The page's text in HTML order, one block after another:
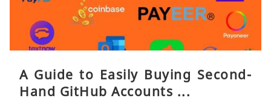
A Guide to Easily Buying Second-
Hand GitHub Accounts ...